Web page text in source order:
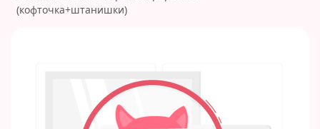
(кофточка+штанишки)